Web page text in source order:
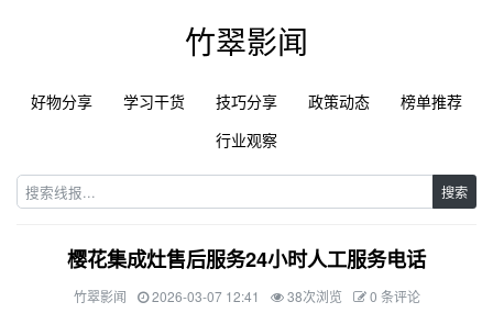
竹翠影闻
好物分享 学习干货 技巧分享 政策动态
榜单推荐
行业观察
搜索
樱花集成灶售后服务24小时人工服务电话
竹翠影闻 2026-03-07 12:41 38次浏览 0 条评论